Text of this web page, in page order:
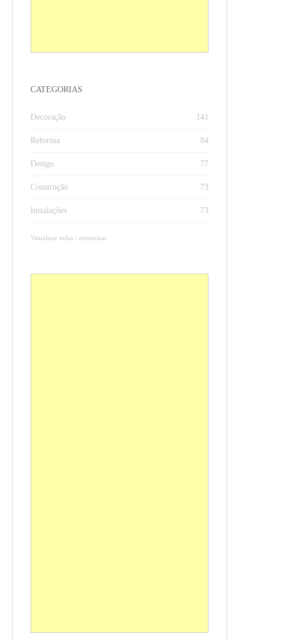
CATEGORIAS
Decoração 141
Reforma 84
Design 77
Construção 73
Instalações 73
Visualizar todas / minimizar